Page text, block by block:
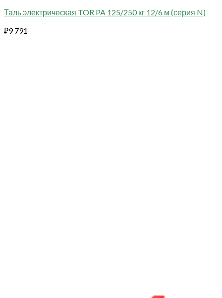
Таль электрическая TOR PA 125/250 кг 12/6 м (серия N)
₽9 791